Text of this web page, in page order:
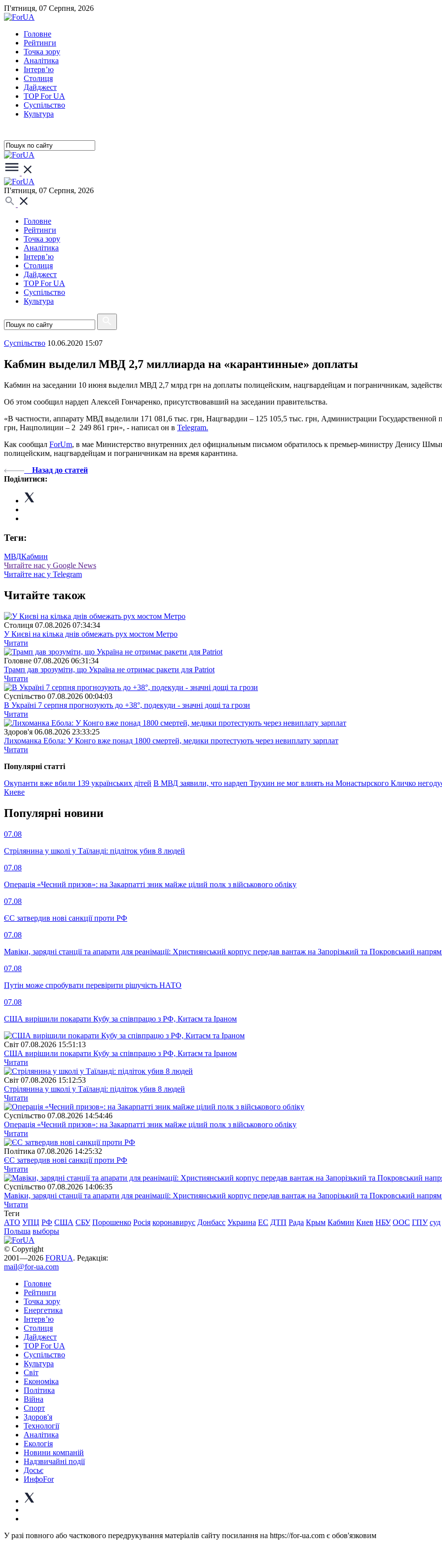
П'ятниця, 07 Серпня, 2026
Головне
Рейтинги
Точка зору
Аналітика
Інтерв’ю
Столиця
Дайджест
TOP For UA
Суспiльство
Культура
П'ятниця, 07 Серпня, 2026
Головне
Рейтинги
Точка зору
Аналітика
Інтерв’ю
Столиця
Дайджест
TOP For UA
Суспiльство
Культура
Суспiльство 10.06.2020 15:07
Кабмин выделил МВД 2,7 миллиарда на «карантинные» доплаты
Кабмин на заседании 10 июня выделил МВД 2,7 млрд грн на доплаты полицейским, нацгвардейцам и пограничникам,
Об этом сообщил нардеп Алексей Гончаренко, присутствовавший на заседании правительства.
«В частности, аппарату МВД выделили 171 081,6 тыс. грн, Нацгвардии – 125 105,5 тыс. грн, Администрации
грн, Нацполиции – 2 249 861 грн», - написал он в Telegram.
Как сообщал ForUm, в мае Министерство внутренних дел официальным письмом обратилось к премьер-министру Денису
полицейским, нацгвардейцам и пограничникам на время карантина.
Назад до статей
Поділитися:
Теги:
МВДКабмин
Читайте нас у Google News
Читайте нас у Telegram
Читайте також
Столиця 07.08.2026 07:34:34
У Києві на кілька днів обмежать рух мостом Метро
Читати
Головне 07.08.2026 06:31:34
Трамп дав зрозуміти, що Україна не отримає ракети для Patriot
Читати
Суспiльство 07.08.2026 00:04:03
В Україні 7 серпня прогнозують до +38°, подекуди - значні дощі та грози
Читати
Здоров'я 06.08.2026 23:33:25
Лихоманка Ебола: У Конго вже понад 1800 смертей, медики протестують через невиплату зарплат
Читати
Популярнi статтi
Окупанти вже вбили 139 українських дітей В МВД заявили, что нардеп Трухин не мог влиять на Монастырского Кличко
Киеве
Популярнi новини
07.08
Стрілянина у школі у Таїланді: підліток убив 8 людей
07.08
Операція «Чесний призов»: на Закарпатті зник майже цілий полк з військового обліку
07.08
ЄС затвердив нові санкції проти РФ
07.08
Мавіки, зарядні станції та апарати для реанімації: Християнський корпус передав вантаж на Запорізький та Покровський
07.08
Путін може спробувати перевірити рішучість НАТО
07.08
США вирішили покарати Кубу за співпрацю з РФ, Китаєм та Іраном
Свiт 07.08.2026 15:51:13
США вирішили покарати Кубу за співпрацю з РФ, Китаєм та Іраном
Читати
Свiт 07.08.2026 15:12:53
Стрілянина у школі у Таїланді: підліток убив 8 людей
Читати
Суспiльство 07.08.2026 14:54:46
Операція «Чесний призов»: на Закарпатті зник майже цілий полк з військового обліку
Читати
Полiтика 07.08.2026 14:25:32
ЄС затвердив нові санкції проти РФ
Читати
Суспiльство 07.08.2026 14:06:35
Мавіки, зарядні станції та апарати для реанімації: Християнський корпус передав вантаж на Запорізький та Покровський
Читати
Теги
АТО УПЦ РФ США СБУ Порошенко Росія коронавирус Донбасс Украина ЕС ДТП Рада Крым Кабмин Киев НБУ ООС ГПУ суд
Польша выборы
© Copyright
2001—2026 FORUA. Редакція:
mail@for-ua.com
Головне
Рейтинги
Точка зору
Енергетика
Інтерв’ю
Столиця
Дайджест
TOP For UA
Суспiльство
Культура
Світ
Економіка
Політика
Війна
Спорт
Здоров'я
Технології
Аналітика
Екологія
Новини компаній
Надзвичайні події
Досьє
ИнфоFor
У разі повного або часткового передрукування матеріалів сайту посилання на https://for-ua.com є обов'язковим